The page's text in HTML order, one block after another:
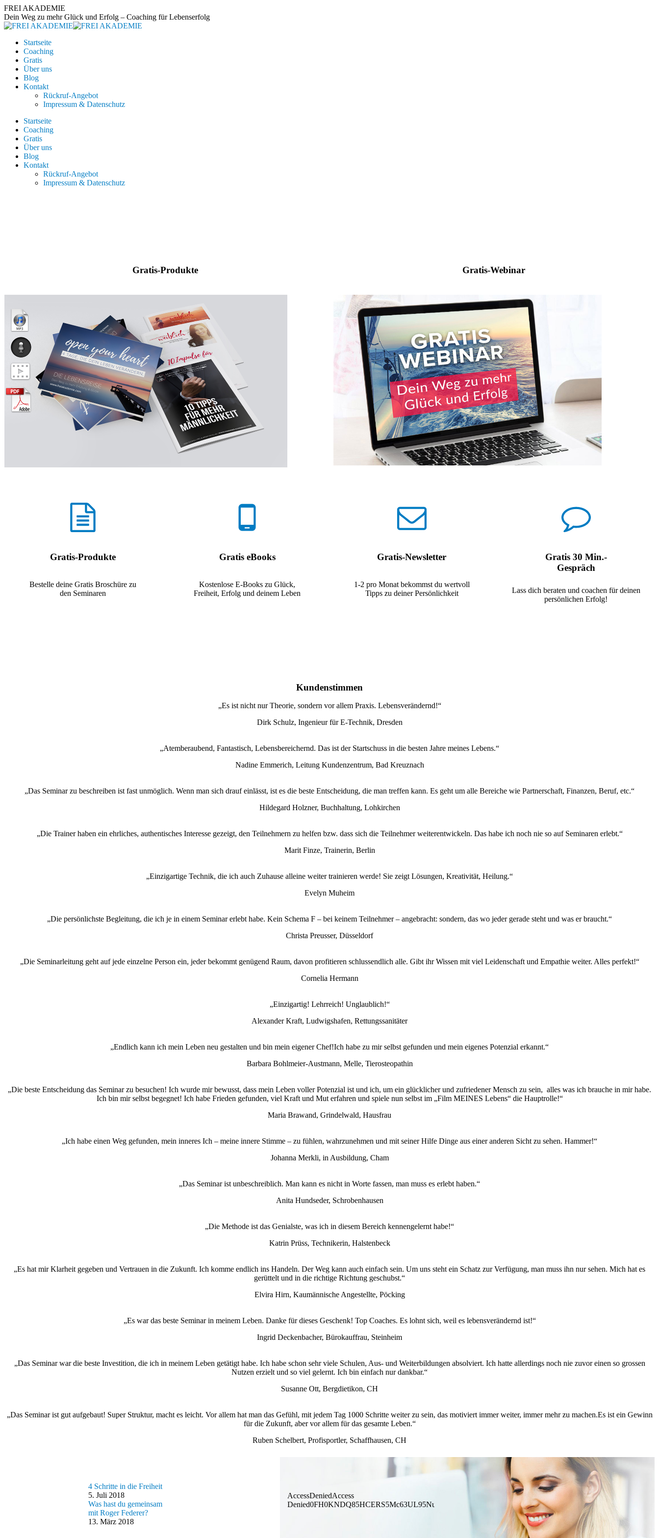
Zum
Inhalt
springen
FREI AKADEMIE
Dein Weg zu mehr Glück und Erfolg – Coaching für Lebenserfolg
Startseite
Coaching
Gratis
Über uns
Blog
Kontakt
Rückruf-Angebot
Impressum & Datenschutz
Startseite
Coaching
Gratis
Über uns
Blog
Kontakt
Rückruf-Angebot
Impressum & Datenschutz
Gratis-Produkte Gratis-Webinar
Gratis-Produkte
Bestelle deine Gratis Broschüre zu
den Seminaren
Gratis eBooks
Kostenlose E-Books zu Glück,
Freiheit, Erfolg und deinem Leben
Gratis-Newsletter
1-2 pro Monat bekommst du wertvoll
Tipps zu deiner Persönlichkeit
Gratis 30 Min.-
Gespräch
Lass dich beraten und coachen für deinen
persönlichen Erfolg!
Kundenstimmen
„Es ist nicht nur Theorie, sondern vor allem Praxis. Lebensverändernd!“
Dirk Schulz, Ingenieur für E-Technik, Dresden
„Atemberaubend, Fantastisch, Lebensbereichernd. Das ist der Startschuss in die besten Jahre meines Lebens.“
Nadine Emmerich, Leitung Kundenzentrum, Bad Kreuznach
„Das Seminar zu beschreiben ist fast unmöglich. Wenn man sich drauf einlässt, ist es die beste Entscheidung, die man treffen kann. Es geht um alle Bereiche wie Partnerschaft, Finanzen, Beruf, etc.“
Hildegard Holzner, Buchhaltung, Lohkirchen
„Die Trainer haben ein ehrliches, authentisches Interesse gezeigt, den Teilnehmern zu helfen bzw. dass sich die Teilnehmer weiterentwickeln. Das habe ich noch nie so auf Seminaren erlebt.“
Marit Finze, Trainerin, Berlin
„Einzigartige Technik, die ich auch Zuhause alleine weiter trainieren werde! Sie zeigt Lösungen, Kreativität, Heilung.“
Evelyn Muheim
„Die persönlichste Begleitung, die ich je in einem Seminar erlebt habe. Kein Schema F – bei keinem Teilnehmer – angebracht: sondern, das wo jeder gerade steht und was er braucht.“
Christa Preusser, Düsseldorf
„Die Seminarleitung geht auf jede einzelne Person ein, jeder bekommt genügend Raum, davon profitieren schlussendlich alle. Gibt ihr Wissen mit viel Leidenschaft und Empathie weiter. Alles perfekt!“
Cornelia Hermann
„Einzigartig! Lehrreich! Unglaublich!“
Alexander Kraft, Ludwigshafen, Rettungssanitäter
„Endlich kann ich mein Leben neu gestalten und bin mein eigener Chef!Ich habe zu mir selbst gefunden und mein eigenes Potenzial erkannt.“
Barbara Bohlmeier-Austmann, Melle, Tierosteopathin
„Die beste Entscheidung das Seminar zu besuchen! Ich wurde mir bewusst, dass mein Leben voller Potenzial ist und ich, um ein glücklicher und zufriedener Mensch zu sein, alles was ich brauche in mir habe.
Ich bin mir selbst begegnet! Ich habe Frieden gefunden, viel Kraft und Mut erfahren und spiele nun selbst im „Film MEINES Lebens“ die Hauptrolle!“
Maria Brawand, Grindelwald, Hausfrau
„Ich habe einen Weg gefunden, mein inneres Ich – meine innere Stimme – zu fühlen, wahrzunehmen und mit seiner Hilfe Dinge aus einer anderen Sicht zu sehen. Hammer!“
Johanna Merkli, in Ausbildung, Cham
„Das Seminar ist unbeschreiblich. Man kann es nicht in Worte fassen, man muss es erlebt haben.“
Anita Hundseder, Schrobenhausen
„Die Methode ist das Genialste, was ich in diesem Bereich kennengelernt habe!“
Katrin Prüss, Technikerin, Halstenbeck
„Es hat mir Klarheit gegeben und Vertrauen in die Zukunft. Ich komme endlich ins Handeln. Der Weg kann auch einfach sein. Um uns steht ein Schatz zur Verfügung, man muss ihn nur sehen. Mich hat es
gerüttelt und in die richtige Richtung geschubst.“
Elvira Hirn, Kaumännische Angestellte, Pöcking
„Es war das beste Seminar in meinem Leben. Danke für dieses Geschenk! Top Coaches. Es lohnt sich, weil es lebensverändernd ist!“
Ingrid Deckenbacher, Bürokauffrau, Steinheim
„Das Seminar war die beste Investition, die ich in meinem Leben getätigt habe. Ich habe schon sehr viele Schulen, Aus- und Weiterbildungen absolviert. Ich hatte allerdings noch nie zuvor einen so grossen
Nutzen erzielt und so viel gelernt. Ich bin einfach nur dankbar.“
Susanne Ott, Bergdietikon, CH
„Das Seminar ist gut aufgebaut! Super Struktur, macht es leicht. Vor allem hat man das Gefühl, mit jedem Tag 1000 Schritte weiter zu sein, das motiviert immer weiter, immer mehr zu machen.Es ist ein Gewinn
für die Zukunft, aber vor allem für das gesamte Leben.“
Ruben Schelbert, Profisportler, Schaffhausen, CH
4 Schritte in die Freiheit
5. Juli 2018
Was hast du gemeinsam
mit Roger Federer?
13. März 2018